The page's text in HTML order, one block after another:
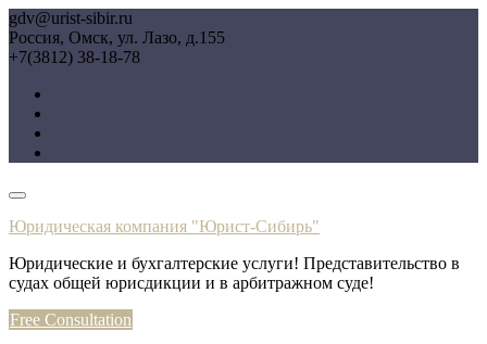
Перейти
к
содержимому
gdv@urist-sibir.ru
Россия, Омск, ул. Лазо, д.155
+7(3812) 38-18-78
Юридическая компания "Юрист-Сибирь"
Юридические и бухгалтерские услуги! Представительство в
судах общей юрисдикции и в арбитражном суде!
Free Consultation